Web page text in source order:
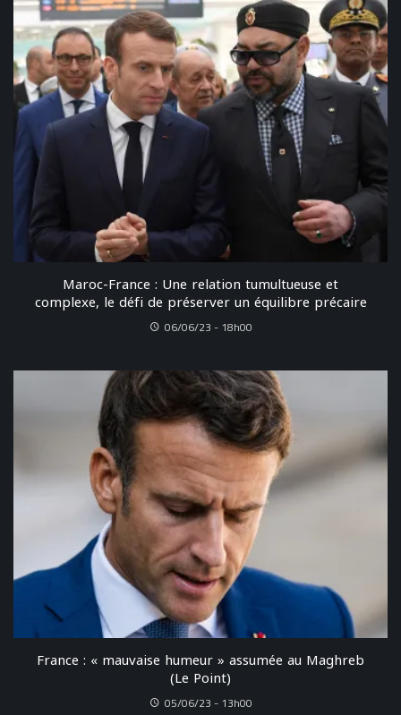
Maroc-France : Une relation tumultueuse et
complexe, le défi de préserver un équilibre précaire
06/06/23 - 18h00
France : « mauvaise humeur » assumée au Maghreb
(Le Point)
05/06/23 - 13h00